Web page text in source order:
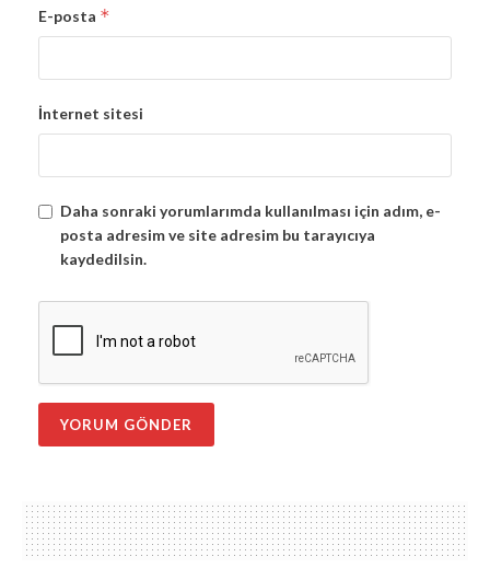
E-posta *
İnternet sitesi
Daha sonraki yorumlarımda kullanılması için adım, e-
posta adresim ve site adresim bu tarayıcıya
kaydedilsin.